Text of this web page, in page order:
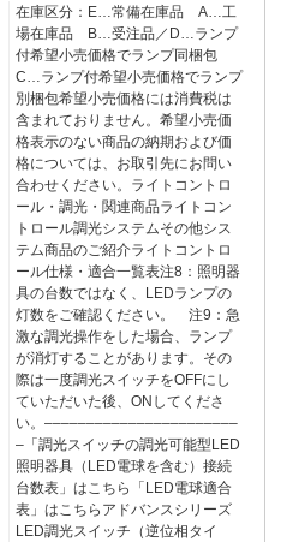
在庫区分：E…常備在庫品 A…工
場在庫品 B…受注品／D…ランプ
付希望小売価格でランプ同梱包
C…ランプ付希望小売価格でランプ
別梱包希望小売価格には消費税は
含まれておりません。希望小売価
格表示のない商品の納期および価
格については、お取引先にお問い
合わせください。ライトコントロ
ール・調光・関連商品ライトコン
トロール調光システムその他シス
テム商品のご紹介ライトコントロ
ール仕様・適合一覧表注8：照明器
具の台数ではなく、LEDランプの
灯数をご確認ください。 注9：急
激な調光操作をした場合、ランプ
が消灯することがあります。その
際は一度調光スイッチをOFFにし
ていただいた後、ONしてくださ
い。–––––––––––––––––––––––
–「調光スイッチの調光可能型LED
照明器具（LED電球を含む）接続
台数表」はこちら「LED電球適合
表」はこちらアドバンスシリーズ
LED調光スイッチ（逆位相タイ